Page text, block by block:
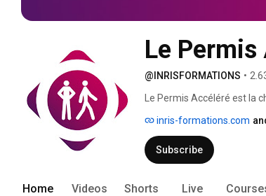
Le
@INRISFORMATIONS •
Le Permis Accéléré est la
inris-formations.com
Subscribe
Home Videos Shorts Live